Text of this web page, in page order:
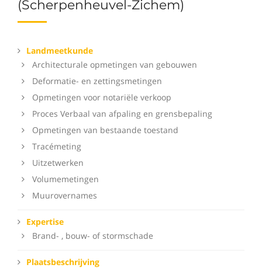
(Scherpenheuvel-Zichem)
Landmeetkunde
Architecturale opmetingen van gebouwen
Deformatie- en zettingsmetingen
Opmetingen voor notariële verkoop
Proces Verbaal van afpaling en grensbepaling
Opmetingen van bestaande toestand
Tracémeting
Uitzetwerken
Volumemetingen
Muurovernames
Expertise
Brand- , bouw- of stormschade
Plaatsbeschrijving